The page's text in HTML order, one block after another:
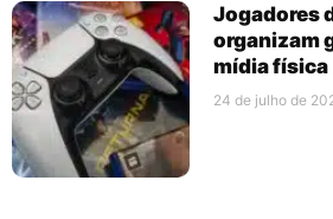
Jogadores
organizam
mídia física
24 de julho de